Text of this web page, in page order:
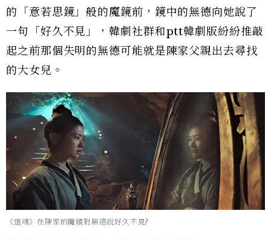
的「意若思鏡」般的魔鏡前，鏡中的無德向她說了
一句「好久不見」，韓劇社群和ptt韓劇版紛紛推敲
起之前那個失明的無德可能就是陳家父親出去尋找
的大女兒。
《還魂》在陳家的魔鏡對無德說好久不見?